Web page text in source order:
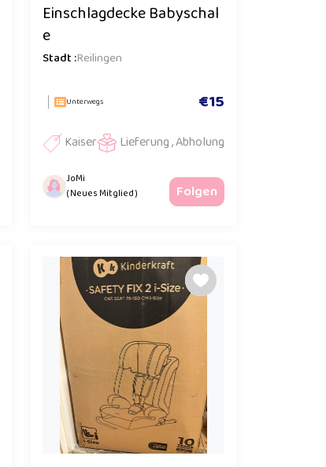
Einschlagdecke Babyschal
e
Stadt :Reilingen
Unterwegs €15
Kaiser Lieferung , Abholung
JoMi
( Neues Mitglied )
Folgen